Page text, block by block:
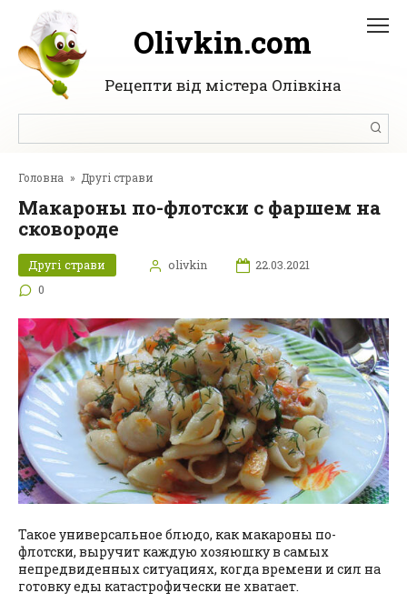
Перейти
вмісту
Olivkin.com
Рецепти від містера Олівкіна
Головна » Другі страви
Макароны по-флотски с фаршем на
сковороде
Другі страви olivkin
22.03.2021
0
Такое универсальное блюдо, как макароны по-
флотски, выручит каждую хозяюшку в самых
непредвиденных ситуациях, когда времени и сил на
готовку еды катастрофически не хватает.